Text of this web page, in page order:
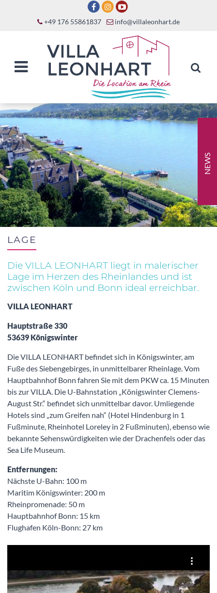
+49 176 55861837 info@villaleonhart.de
NEWS
LAGE
Die VILLA LEONHART liegt in malerischer
Lage im Herzen des Rheinlandes und ist
zwischen Köln und Bonn ideal erreichbar.
VILLA LEONHART
Hauptstraße 330
53639 Königswinter
Die VILLA LEONHART befindet sich in Königswinter, am
Fuße des Siebengebirges, in unmittelbarer Rheinlage. Vom
Hauptbahnhof Bonn fahren Sie mit dem PKW ca. 15 Minuten
bis zur VILLA. Die U-Bahnstation „Königswinter Clemens-
August Str.“ befindet sich unmittelbar davor. Umliegende
Hotels sind „zum Greifen nah“ (Hotel Hindenburg in 1
Fußminute, Rheinhotel Loreley in 2 Fußminuten), ebenso wie
bekannte Sehenswürdigkeiten wie der Drachenfels oder das
Sea Life Museum.
Entfernungen:
Nächste U-Bahn: 100 m
Maritim Königswinter: 200 m
Rheinpromenade: 50 m
Hauptbahnhof Bonn: 15 km
Flughafen Köln-Bonn: 27 km